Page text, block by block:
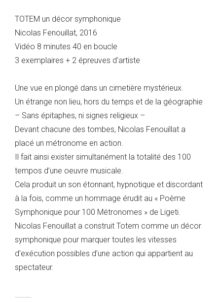
TOTEM un décor symphonique
Nicolas Fenouillat, 2016
Vidéo 8 minutes 40 en boucle
3 exemplaires + 2 épreuves d’artiste
Une vue en plongé dans un cimetière mystérieux.
Un étrange non lieu, hors du temps et de la géographie
– Sans épitaphes, ni signes religieux –
Devant chacune des tombes, Nicolas Fenouillat a
placé un métronome en action.
Il fait ainsi exister simultanément la totalité des 100
tempos d’une oeuvre musicale.
Cela produit un son étonnant, hypnotique et discordant
à la fois, comme un hommage érudit au « Poème
Symphonique pour 100 Métronomes » de Ligeti.
Nicolas Fenouillat a construit Totem comme un décor
symphonique pour marquer toutes les vitesses
d’exécution possibles d’une action qui appartient au
spectateur.